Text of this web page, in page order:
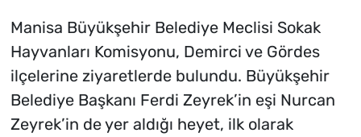
Manisa Büyükşehir Belediye Meclisi Sokak
Hayvanları Komisyonu, Demirci ve Gördes
ilçelerine ziyaretlerde bulundu. Büyükşehir
Belediye Başkanı Ferdi Zeyrek’in eşi Nurcan
Zeyrek’in de yer aldığı heyet, ilk olarak